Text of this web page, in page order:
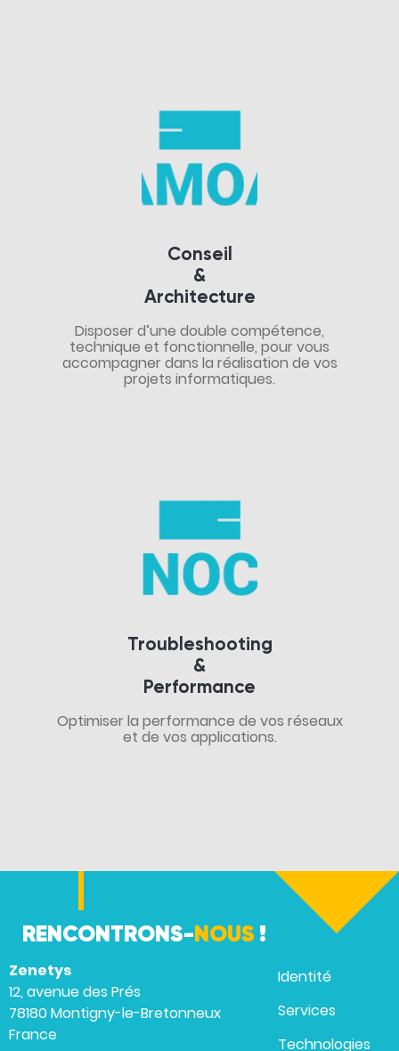
Conseil
&
Architecture
Disposer d’une double compétence,
technique et fonctionnelle, pour vous
accompagner dans la réalisation de vos
projets informatiques.
Troubleshooting
&
Performance
Optimiser la performance de vos réseaux
et de vos applications.
RENCONTRONS-NOUS !
Zenetys
12, avenue des Prés
78180 Montigny-le-Bretonneux
France
Identité
Services
Technologies